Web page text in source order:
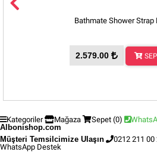
Bathmate Shower Strap
2.579.00
Kategoriler Mağaza Sepet (0)
Albonishop.com
Müşteri Temsilcimize Ulaşın
0212 211 00
WhatsApp Destek